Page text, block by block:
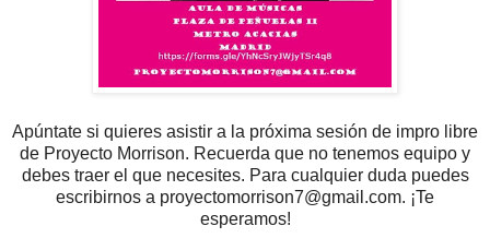
Apúntate si quieres asistir a la próxima sesión de impro libre
de Proyecto Morrison. Recuerda que no tenemos equipo y
debes traer el que necesites. Para cualquier duda puedes
escribirnos a proyectomorrison7@gmail.com. ¡Te
esperamos!